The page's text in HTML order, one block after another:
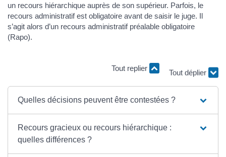
un recours hiérarchique auprès de son supérieur. Parfois, le
recours administratif est obligatoire avant de saisir le juge. Il
s’agit alors d’un recours administratif préalable obligatoire
(Rapo).
Tout replier
Tout déplier
Quelles décisions peuvent être contestées ?
Recours gracieux ou recours hiérarchique :
quelles différences ?